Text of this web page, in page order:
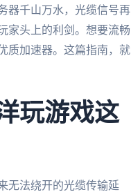
器千山万水，光缆信号再
家头上的利剑。想要流畅
质加速器。这篇指南，就
玩游戏这
无法绕开的光缆传输延